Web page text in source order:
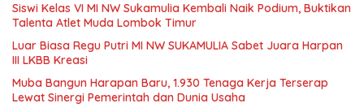
Siswi Kelas VI MI NW Sukamulia Kembali Naik Podium, Buktikan
Talenta Atlet Muda Lombok Timur
Luar Biasa Regu Putri MI NW SUKAMULIA Sabet Juara Harpan
III LKBB Kreasi
Muba Bangun Harapan Baru, 1.930 Tenaga Kerja Terserap
Lewat Sinergi Pemerintah dan Dunia Usaha